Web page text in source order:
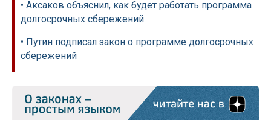
• Аксаков объяснил, как будет работать программа
долгосрочных сбережений
• Путин подписал закон о программе долгосрочных
сбережений